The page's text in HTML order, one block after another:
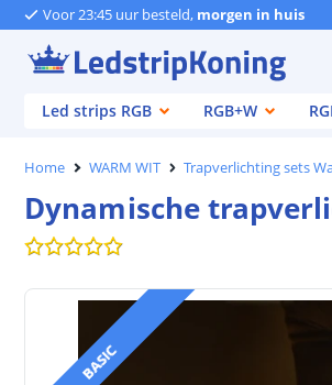
Voor 23:45 uur besteld, morgen in huis
Led strips RGB
RGB+W
Home WARM WIT Trapverlichting sets
Dynamische
BASIC